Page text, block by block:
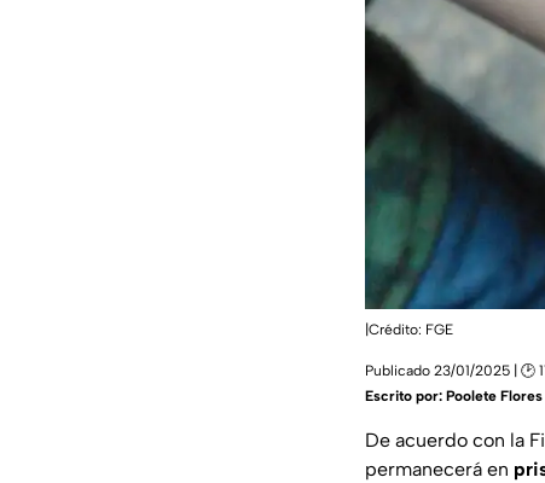
|Crédito: FGE
Publicado 23/01/2025 | 🕑
Escrito por: Poolete Flores
De acuerdo con la
permanecerá en